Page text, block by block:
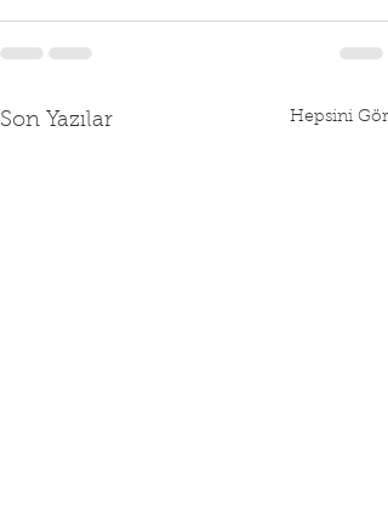
Son Yazılar Hepsini Gör